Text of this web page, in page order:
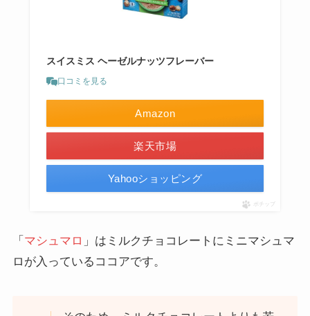
スイスミス ヘーゼルナッツフレーバー
口コミを見る
Amazon
楽天市場
Yahooショッピング
ポチップ
「 マシュマロ 」はミルクチョコレートにミニマシュマ
ロが入っているココアです。